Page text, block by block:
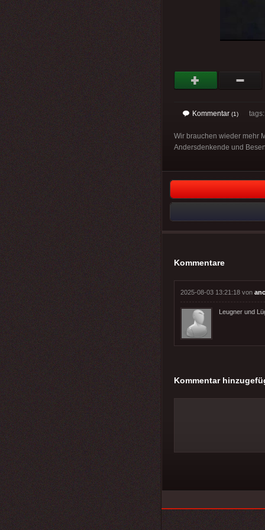
Kommentar (1)
Wir brauchen wieder mehr
Andersdenkende und
Kommentare
2025-08-03 13:21:18 von
Leugner und
Kommentar